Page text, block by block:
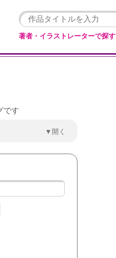
著者・イラストレーターで探す
です
▼開く